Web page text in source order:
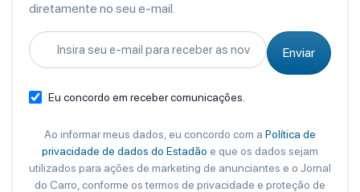
diretamente no seu e-mail.
Enviar
Eu concordo em receber comunicações.
Ao informar meus dados, eu concordo com a Política de
privacidade de dados do Estadão e que os dados sejam
utilizados para ações de marketing de anunciantes e o Jornal
do Carro, conforme os termos de privacidade e proteção de